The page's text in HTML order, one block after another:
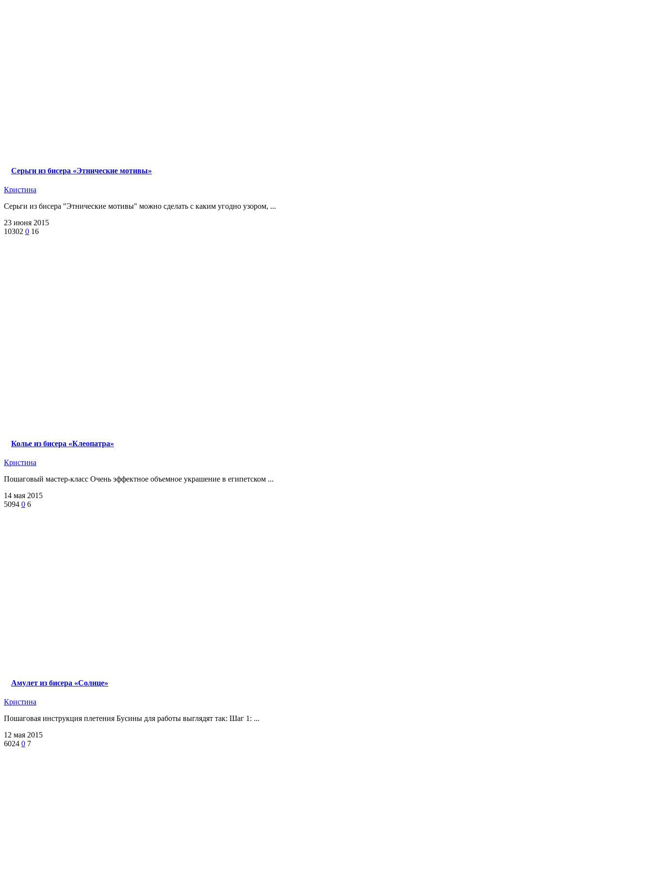
Cерьги из бисера «Этнические мотивы»
Кристина
Серьги из бисера "Этнические мотивы" можно сделать с каким угодно узором, ...
23 июня 2015
10302 0 16
Колье из бисера «Клеопатра»
Кристина
Пошаговый мастер-класс Очень эффектное объемное украшение в египетском ...
14 мая 2015
5094 0 6
Амулет из бисера «Солнце»
Кристина
Пошаговая инструкция плетения Бусины для работы выглядят так: Шаг 1: ...
12 мая 2015
6024 0 7